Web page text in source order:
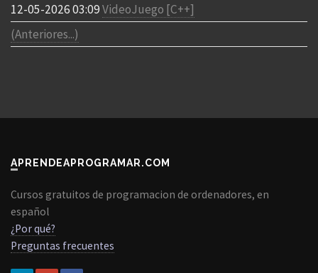
12-05-2026 03:09VideoJuego [C++]
(Anteriores...)
APRENDEAPROGRAMAR.COM
Cursos gratuitos de programacion de ordenadores, en
español
¿Por qué?
Preguntas frecuentes